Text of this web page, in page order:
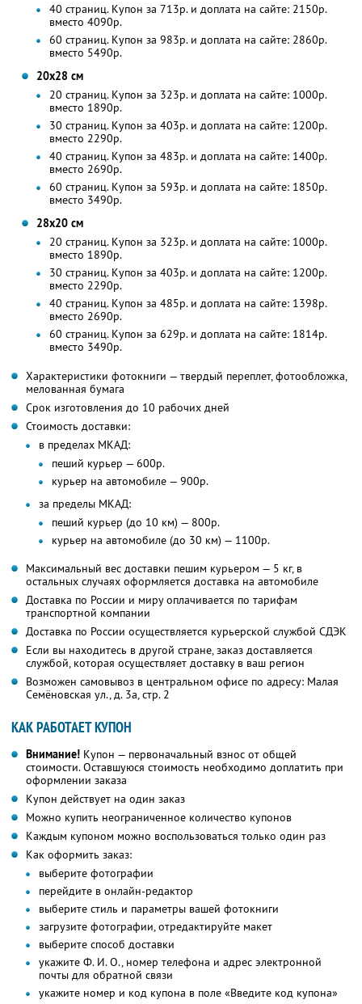
40 страниц. Купон за 713р. и доплата на сайте: 2150р.
вместо 4090р.
60 страниц. Купон за 983р. и доплата на сайте: 2860р.
вместо 5490р.
20х28 см
20 страниц. Купон за 323р. и доплата на сайте: 1000р.
вместо 1890р.
30 страниц. Купон за 403р. и доплата на сайте: 1200р.
вместо 2290р.
40 страниц. Купон за 483р. и доплата на сайте: 1400р.
вместо 2690р.
60 страниц. Купон за 593р. и доплата на сайте: 1850р.
вместо 3490р.
28х20 см
20 страниц. Купон за 323р. и доплата на сайте: 1000р.
вместо 1890р.
30 страниц. Купон за 403р. и доплата на сайте: 1200р.
вместо 2290р.
40 страниц. Купон за 485р. и доплата на сайте: 1398р.
вместо 2690р.
60 страниц. Купон за 629р. и доплата на сайте: 1814р.
вместо 3490р.
Характеристики фотокниги — твердый переплет, фотообложка,
мелованная бумага
Срок изготовления до 10 рабочих дней
Стоимость доставки:
в пределах МКАД:
пеший курьер — 600р.
курьер на автомобиле — 900р.
за пределы МКАД:
пеший курьер (до 10 км) — 800р.
курьер на автомобиле (до 30 км) — 1100р.
Максимальный вес доставки пешим курьером — 5 кг, в
остальных случаях оформляется доставка на автомобиле
Доставка по России и миру оплачивается по тарифам
транспортной компании
Доставка по России осуществляется курьерской службой СДЭК
Если вы находитесь в другой стране, заказ доставляется
службой, которая осуществляет доставку в ваш регион
Возможен самовывоз в центральном офисе по адресу: Малая
Семёновская ул., д. 3а, стр. 2
КАК РАБОТАЕТ КУПОН
Внимание! Купон — первоначальный взнос от общей
стоимости. Оставшуюся стоимость необходимо доплатить при
оформлении заказа
Купон действует на один заказ
Можно купить неограниченное количество купонов
Каждым купоном можно воспользоваться только один раз
Как оформить заказ:
выберите фотографии
перейдите в онлайн-редактор
выберите стиль и параметры вашей фотокниги
загрузите фотографии, отредактируйте макет
выберите способ доставки
укажите Ф. И. О.,номер телефона и адрес электронной
почты для обратной связи
укажите номер и код купона в поле «Введите код купона»